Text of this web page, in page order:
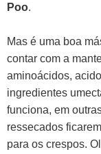
Poo.
Mas é uma boa
contar com a
aminoácidos,
ingredientes
funciona, em
ressecados
para os crespos.